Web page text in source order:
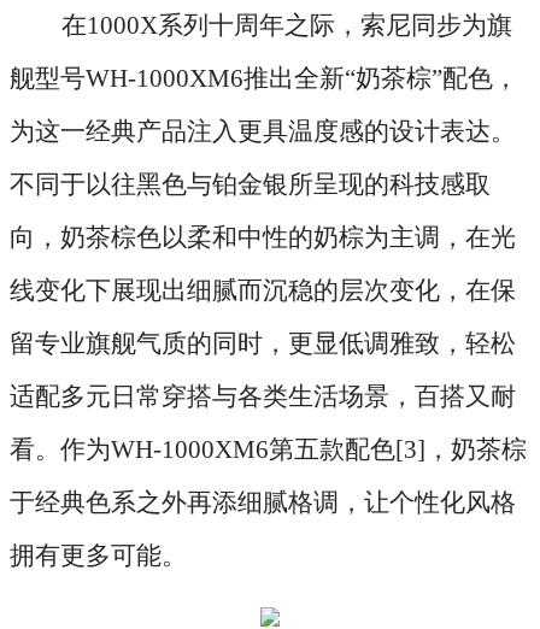
在1000X系列十周年之际，索尼同步为旗
舰型号WH-1000XM6推出全新“奶茶棕”配色，
为这一经典产品注入更具温度感的设计表达。
不同于以往黑色与铂金银所呈现的科技感取
向，奶茶棕色以柔和中性的奶棕为主调，在光
线变化下展现出细腻而沉稳的层次变化，在保
留专业旗舰气质的同时，更显低调雅致，轻松
适配多元日常穿搭与各类生活场景，百搭又耐
看。作为WH-1000XM6第五款配色[3]，奶茶棕
于经典色系之外再添细腻格调，让个性化风格
拥有更多可能。